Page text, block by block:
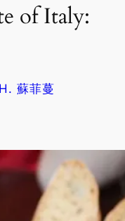
of Italy:
蘇菲蔓